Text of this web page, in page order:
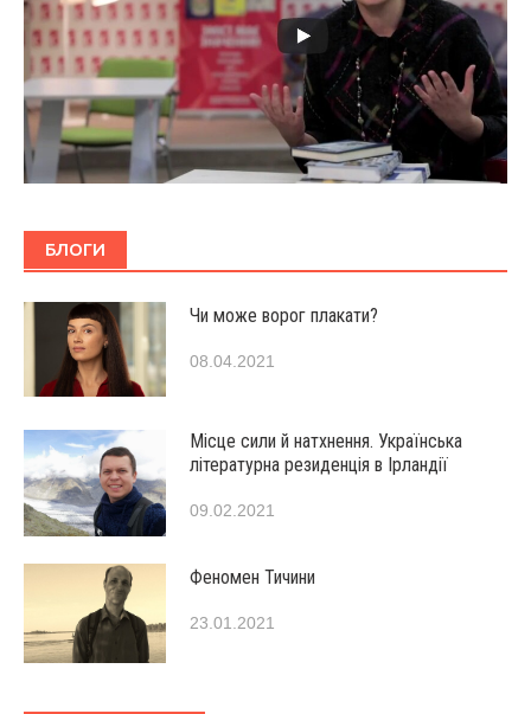
БЛОГИ
Чи може ворог плакати?
08.04.2021
Місце сили й натхнення. Українська
літературна резиденція в Ірландії
09.02.2021
Феномен Тичини
23.01.2021